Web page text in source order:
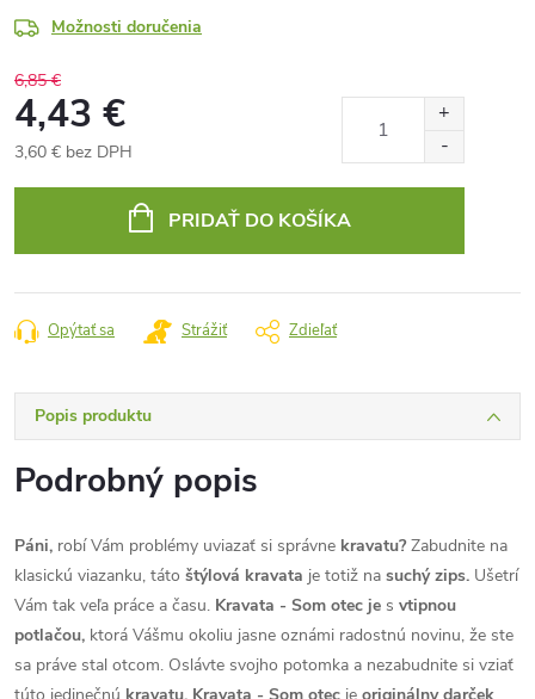
Možnosti doručenia
6,85 €
4,43 €
3,60 € bez DPH
PRIDAŤ DO KOŠÍKA
Opýtať sa Strážiť Zdieľať
Popis produktu
Podrobný popis
Páni, robí Vám problémy uviazať si správne kravatu?Zabudnite na
klasickú viazanku, táto štýlová kravata je totiž na suchý zips. Ušetrí
Vám tak veľa práce a času. Kravata - Som otec je s vtipnou
potlačou, ktorá Vášmu okoliu jasne oznámi radostnú novinu, že ste
sa práve stal otcom. Oslávte svojho potomka a nezabudnite si vziať